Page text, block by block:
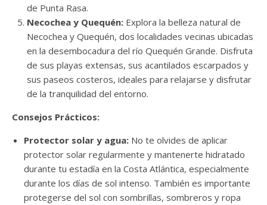
de Punta Rasa.
Necochea y Quequén: Explora la belleza natural de
Necochea y Quequén, dos localidades vecinas ubicadas
en la desembocadura del río Quequén Grande. Disfruta
de sus playas extensas, sus acantilados escarpados y
sus paseos costeros, ideales para relajarse y disfrutar
de la tranquilidad del entorno.
Consejos Prácticos:
Protector solar y agua: No te olvides de aplicar
protector solar regularmente y mantenerte hidratado
durante tu estadía en la Costa Atlántica, especialmente
durante los días de sol intenso. También es importante
protegerse del sol con sombrillas, sombreros y ropa